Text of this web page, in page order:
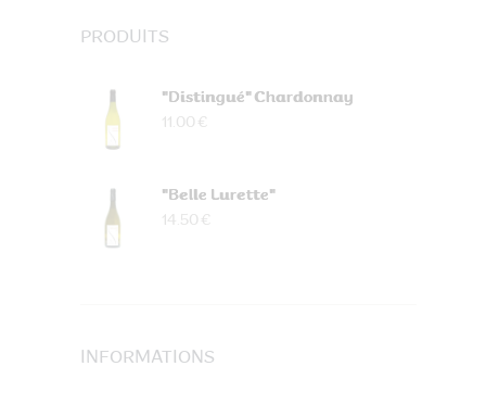
PRODUITS
"Distingué" Chardonnay
11.00 €
"Belle Lurette"
14.50 €
INFORMATIONS